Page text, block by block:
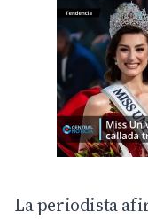
La periodista